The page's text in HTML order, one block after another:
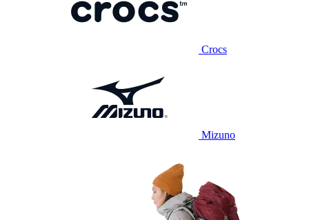
Crocs
Mizuno